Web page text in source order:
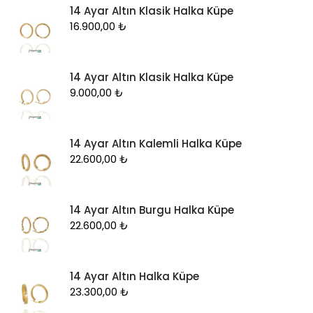
14 Ayar Altın Klasik Halka Küpe
16.900,00 ₺
14 Ayar Altın Klasik Halka Küpe
9.000,00 ₺
14 Ayar Altın Kalemli Halka Küpe
22.600,00 ₺
14 Ayar Altın Burgu Halka Küpe
22.600,00 ₺
14 Ayar Altın Halka Küpe
23.300,00 ₺